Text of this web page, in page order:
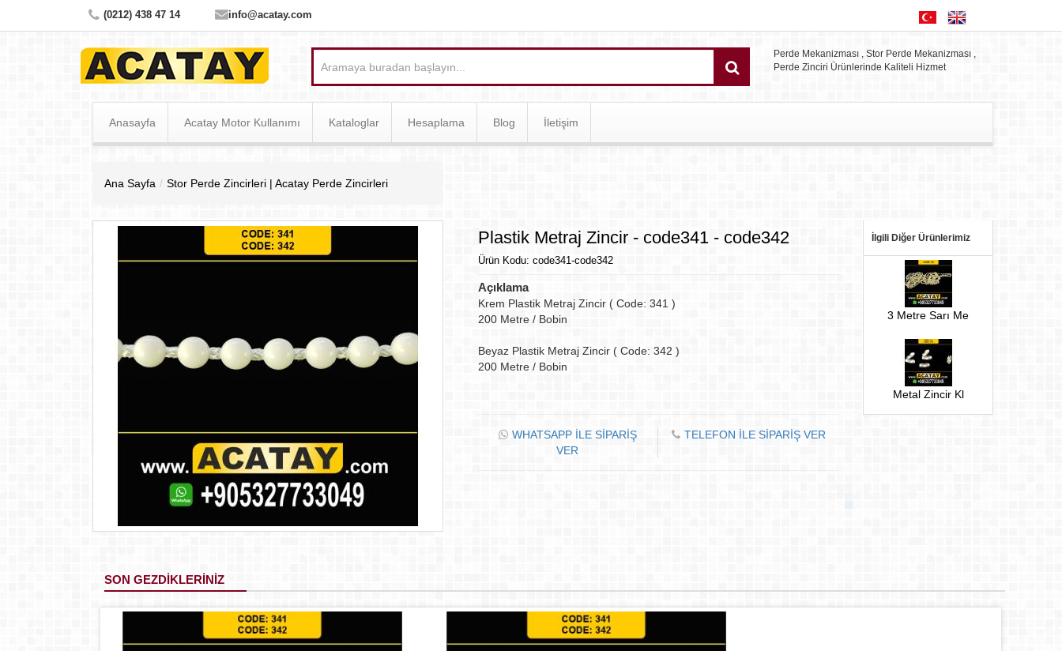
(0212) 438 47 14 info@acatay.com
Perde Mekanizması , Stor Perde Mekanizması ,
Perde Zinciri Ürünlerinde Kaliteli Hizmet
Anasayfa Acatay Motor Kullanımı Kataloglar Hesaplama Blog İletişim
Ana Sayfa Stor Perde Zincirleri | Acatay Perde Zincirleri
Plastik Metraj Zincir - code341 - code342
Ürün Kodu: code341-code342
Açıklama
Krem Plastik Metraj Zincir ( Code: 341 )
200 Metre / Bobin
Beyaz Plastik Metraj Zincir ( Code: 342 )
200 Metre / Bobin
WHATSAPP İLE SİPARİŞ
VER
TELEFON İLE SİPARİŞ VER
İlgili Diğer Ürünlerimiz
3 Metre Sarı Me
Metal Zincir Kl
SON GEZDİKLERİNİZ